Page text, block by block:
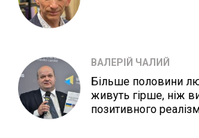
ВАЛЕРІЙ ЧАЛИЙ
Більше половини
живуть гірше, ніж
позитивного